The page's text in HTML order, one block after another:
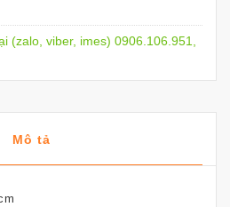
(zalo, viber, imes) 0906.106.951,
Mô tả